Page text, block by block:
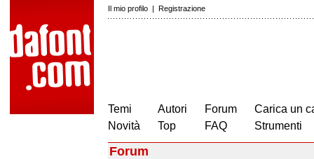
Il mio profilo | Registrazione
Temi
Novità
Autori
Top
Forum
FAQ
Carica un
Strumenti
Forum